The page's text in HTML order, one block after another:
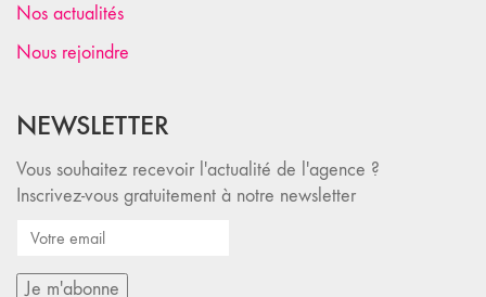
Nos actualités
Nous rejoindre
NEWSLETTER
Vous souhaitez recevoir l'actualité de l'agence ?
Inscrivez-vous gratuitement à notre newsletter